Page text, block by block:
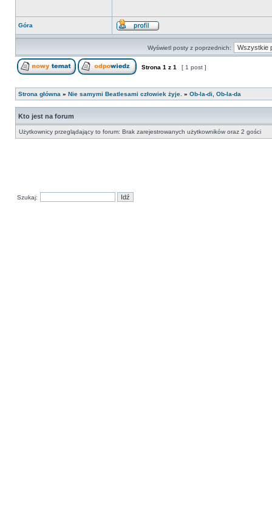
Góra
Wyświetl posty z poprzednich:
Strona 1 z 1 [ 1 post ]
Strona główna » Nie samymi Beatlesami człowiek żyje. » Ob-la-di, Ob-la-da
Kto jest na forum
Użytkownicy przeglądający to forum: Brak zarejestrowanych użytkowników oraz 2 gości
Szukaj: